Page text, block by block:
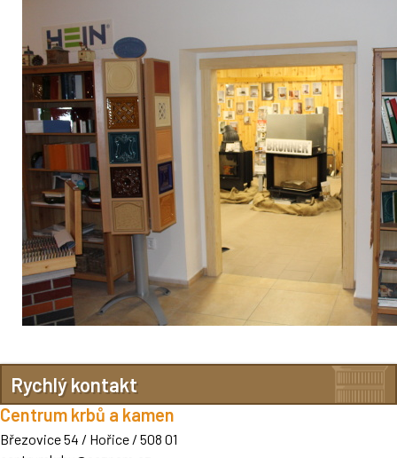
Rychlý kontakt
Centrum krbů a kamen
Březovice 54 / Hořice / 508 01